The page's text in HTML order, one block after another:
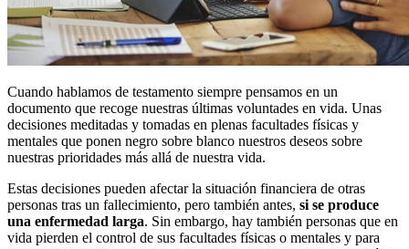
Cuando hablamos de testamento siempre pensamos en un
documento que recoge nuestras últimas voluntades en vida. Unas
decisiones meditadas y tomadas en plenas facultades físicas y
mentales que ponen negro sobre blanco nuestros deseos sobre
nuestras prioridades más allá de nuestra vida.
Estas decisiones pueden afectar la situación financiera de otras
personas tras un fallecimiento, pero también antes, si se produce
una enfermedad larga. Sin embargo, hay también personas que en
vida pierden el control de sus facultades físicas o mentales y para